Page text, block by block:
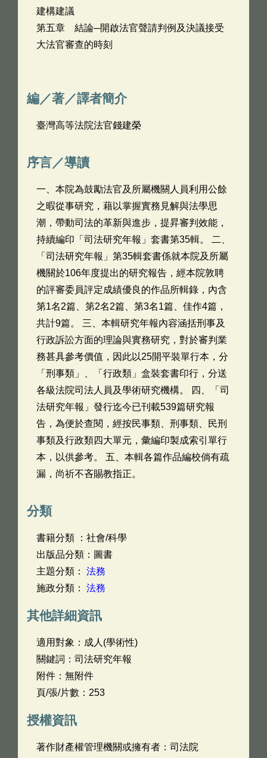
建構建議
第五章 結論─開啟法官聲請判例及決議接受
大法官審查的時刻
編／著／譯者簡介
臺灣高等法院法官錢建榮
序言／導讀
一、本院為鼓勵法官及所屬機關人員利用公餘
之暇從事研究，藉以掌握實務見解與法學思
潮，帶動司法的革新與進步，提昇審判效能，
持續編印「司法研究年報」套書第35輯。 二、
「司法研究年報」第35輯套書係就本院及所屬
機關於106年度提出的研究報告，經本院敦聘
的評審委員評定成績優良的作品所輯錄，內含
第1名2篇、第2名2篇、第3名1篇、佳作4篇，
共計9篇。 三、本輯研究年報內容涵括刑事及
行政訴訟方面的理論與實務研究，對於審判業
務甚具參考價值，因此以25開平裝單行本，分
「刑事類」、「行政類」盒裝套書印行，分送
各級法院司法人員及學術研究機構。 四、「司
法研究年報」發行迄今已刊載539篇研究報
告，為便於查閱，經按民事類、刑事類、民刑
事類及行政類四大單元，彙編印製成索引單行
本，以供參考。 五、本輯各篇作品編校倘有疏
漏，尚祈不吝賜教指正。
分類
書籍分類 ：社會/科學
出版品分類：圖書
主題分類： 法務
施政分類： 法務
其他詳細資訊
適用對象：成人(學術性)
關鍵詞：司法研究年報
附件：無附件
頁/張/片數：253
授權資訊
著作財產權管理機關或擁有者：司法院